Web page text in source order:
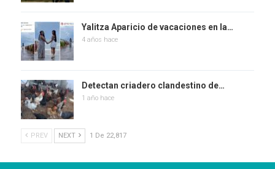
Yalitza Aparicio de vacaciones en la…
4 años hace
Detectan criadero clandestino de…
1 año hace
PREV NEXT 1 De 22,817